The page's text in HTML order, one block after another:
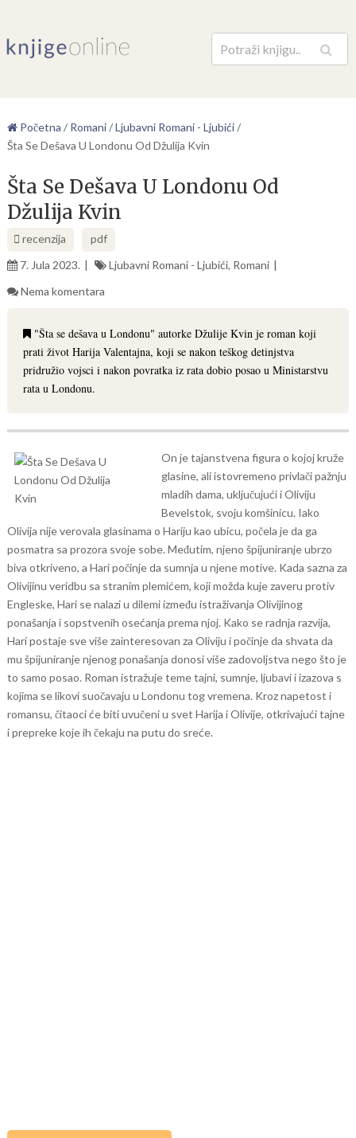
Pretraga
Početna / Romani/Ljubavni Romani - Ljubići/
Šta Se Dešava U Londonu Od Džulija Kvin
Šta Se Dešava U Londonu Od
Džulija Kvin
recenzija
pdf
7. Jula 2023.
Ljubavni Romani - Ljubići, Romani
Nema komentara
"Šta se dešava u Londonu" autorke Džulije Kvin je roman koji
prati život Harija Valentajna, koji se nakon teškog detinjstva
pridružio vojsci i nakon povratka iz rata dobio posao u Ministarstvu
rata u Londonu.
On je tajanstvena figura o kojoj kruže
glasine, ali istovremeno privlači pažnju
mladih dama, uključujući i Oliviju
Bevelstok, svoju komšinicu. Iako
Olivija nije verovala glasinama o Hariju kao ubicu, počela je da ga
posmatra sa prozora svoje sobe. Međutim, njeno špijuniranje ubrzo
biva otkriveno, a Hari počinje da sumnja u njene motive. Kada sazna za
Olivijinu veridbu sa stranim plemićem, koji možda kuje zaveru protiv
Engleske, Hari se nalazi u dilemi između istraživanja Olivijinog
ponašanja i sopstvenih osećanja prema njoj. Kako se radnja razvija,
Hari postaje sve više zainteresovan za Oliviju i počinje da shvata da
mu špijuniranje njenog ponašanja donosi više zadovoljstva nego što je
to samo posao. Roman istražuje teme tajni, sumnje, ljubavi i izazova s
kojima se likovi suočavaju u Londonu tog vremena. Kroz napetost i
romansu, čitaoci će biti uvučeni u svet Harija i Olivije, otkrivajući tajne
i prepreke koje ih čekaju na putu do sreće.